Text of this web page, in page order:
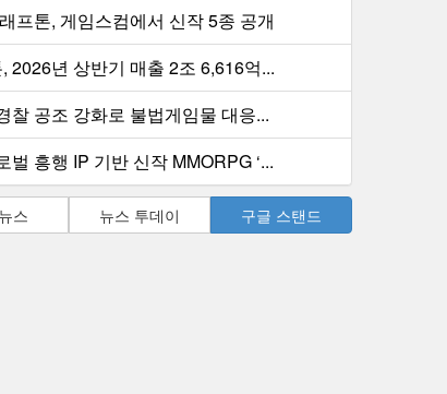
프톤, 게임스컴에서 신작 5종 공개
2026년 상반기 매출 2조 6,616억...
찰 공조 강화로 불법게임물 대응...
벌 흥행 IP 기반 신작 MMORPG ‘...
스 뉴스 투데이 구글 스탠드